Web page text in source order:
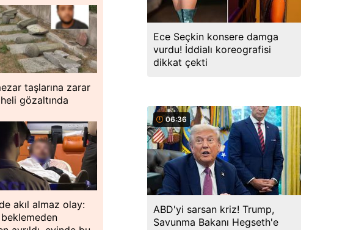
taşlarına zarar
gözaltında
akıl almaz olay:
beklemeden
Ece Seçkin konsere damga
vurdu! İddialı koreografisi
dikkat çekti
06:36
ABD'yi sarsan kriz! Trump,
Savunma Bakanı Hegseth'e